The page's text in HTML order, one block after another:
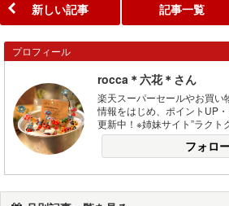
新しい記事 記事一覧
プロフィール
rocca＊六花＊さん
楽天スーパーセールやお買
情報をはじめ、ポイントUP
更新中！※姉妹サイト”ラクト
フォロ